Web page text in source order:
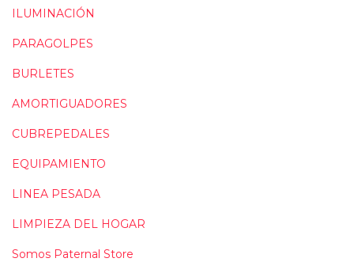
ILUMINACIÓN
PARAGOLPES
BURLETES
AMORTIGUADORES
CUBREPEDALES
EQUIPAMIENTO
LINEA PESADA
LIMPIEZA DEL HOGAR
Somos Paternal Store